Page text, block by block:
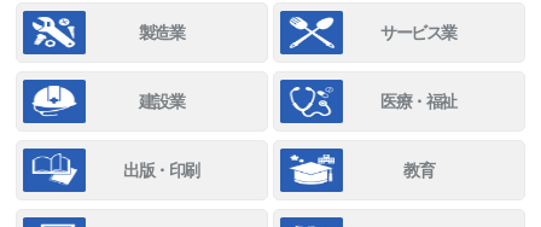
製造業 サービス業
建設業 医療・福祉
出版・印刷 教育